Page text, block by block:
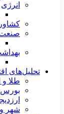
انرژی
تحلیل‌های
طلا و
شهر